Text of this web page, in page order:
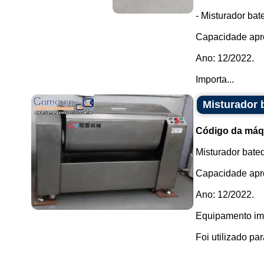
- Misturador
Capacidade
Ano: 12/2022.
Importa...
Misturador
Código da
Misturador
Capacidade
Ano: 12/2022.
Equipamento
Foi utilizado